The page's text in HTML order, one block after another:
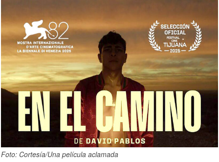
Foto: Cortesía/Una película aclamada